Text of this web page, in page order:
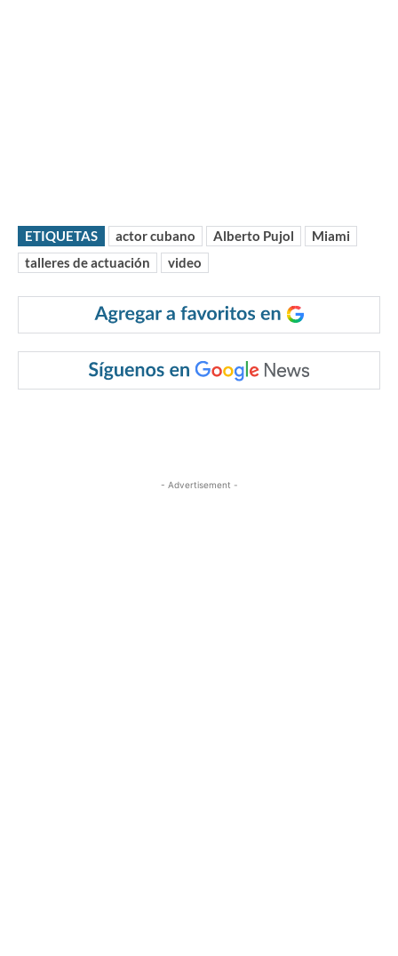
ETIQUETAS actor cubano Alberto Pujol
Miami
talleres de actuación
video
- Advertisement -